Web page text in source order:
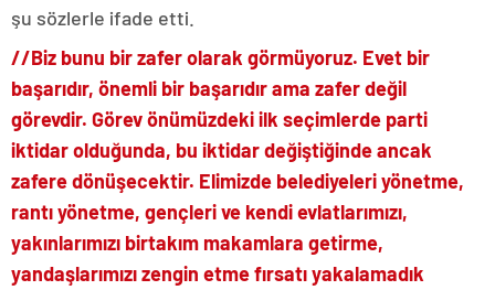
şu sözlerle ifade etti.
//Biz bunu bir zafer olarak görmüyoruz. Evet bir
başarıdır, önemli bir başarıdır ama zafer değil
görevdir. Görev önümüzdeki ilk seçimlerde parti
iktidar olduğunda, bu iktidar değiştiğinde ancak
zafere dönüşecektir. Elimizde belediyeleri yönetme,
rantı yönetme, gençleri ve kendi evlatlarımızı,
yakınlarımızı birtakım makamlara getirme,
yandaşlarımızı zengin etme fırsatı yakalamadık